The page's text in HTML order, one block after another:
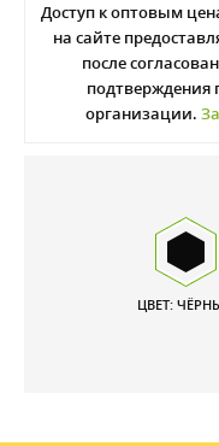
Доступ к оптовым
на сайте
после
организации.
ЦВЕТ: